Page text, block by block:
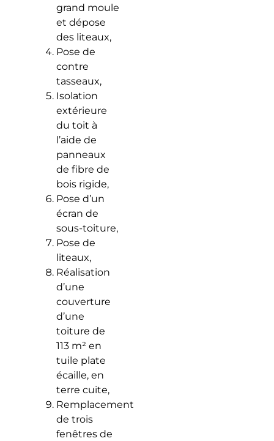
grand moule
et dépose
des liteaux,
Pose de
contre
tasseaux,
Isolation
extérieure
du toit à
l’aide de
panneaux
de fibre de
bois rigide,
Pose d’un
écran de
sous-toiture,
Pose de
liteaux,
Réalisation
d’une
couverture
d’une
toiture de
113 m² en
tuile plate
écaille, en
terre cuite,
Remplacement
de trois
fenêtres de